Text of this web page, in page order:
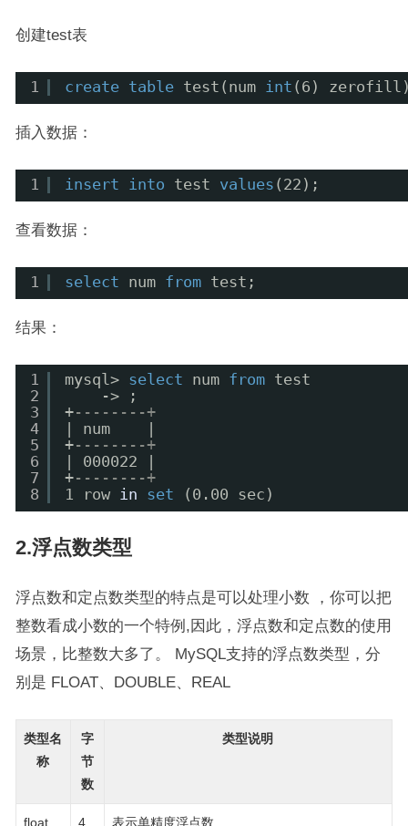
创建test表
1 create table test(num int (6)
插入数据：
1 insert into test values (22);
查看数据：
1 select num from test;
结果：
1
2
3
4
5
6
7
8
mysql> select num from test
-> ;
+--------+
| num    |
+--------+
| 000022 |
+--------+
1 row in set (0.00 sec)
2.浮点数类型
浮点数和定点数类型的特点是可以处理小数 ，你可以把
整数看成小数的一个特例,因此，浮点数和定点数的使用
场景，比整数大多了。 MySQL支持的浮点数类型，分
别是 FLOAT、DOUBLE、REAL
类型名
称
字
节
数
类型说明
float 4 表示单精度浮点数